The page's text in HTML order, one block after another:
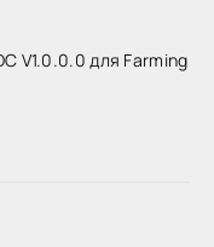
V1.0.0.0 для Farming